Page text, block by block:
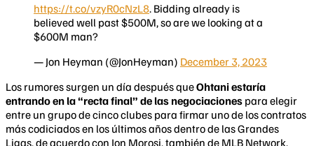
https://t.co/vzyR0cNzL8. Bidding already is
believed well past $500M, so are we looking at a
$600M man?
— Jon Heyman (@JonHeyman) December 3, 2023
Los rumores surgen un día después queOhtani estaría
entrando en la “recta final” de las negociaciones para elegir
entre un grupo de cinco clubes para firmar uno de los contratos
más codiciados en los últimos años dentro de las Grandes
Ligas, de acuerdo con Jon Morosi, también de MLB Network.